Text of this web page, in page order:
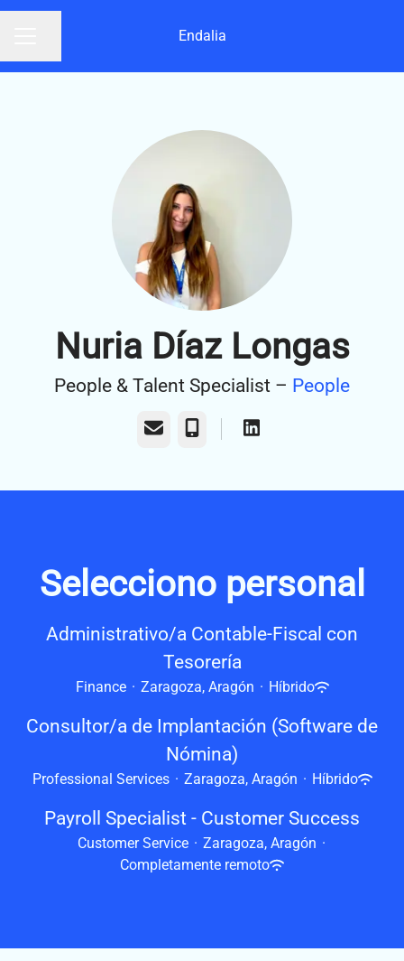
Endalia
Nuria Díaz Longas
People & Talent Specialist – People
Correo electrónico
Teléfono
Selecciono personal
Administrativo/a Contable-Fiscal con
Tesorería
Finance · Zaragoza, Aragón · Híbrido
Consultor/a de Implantación (Software de
Nómina)
Professional Services · Zaragoza, Aragón · Híbrido
Payroll Specialist - Customer Success
Customer Service · Zaragoza, Aragón ·
Completamente remoto